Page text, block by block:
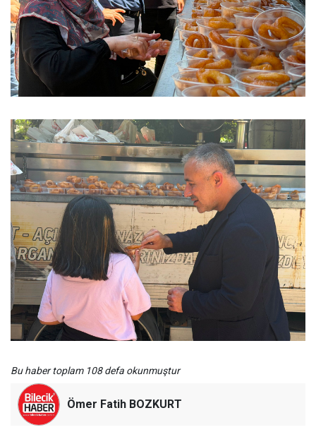
Bu haber toplam 108 defa okunmuştur
Ömer Fatih BOZKURT